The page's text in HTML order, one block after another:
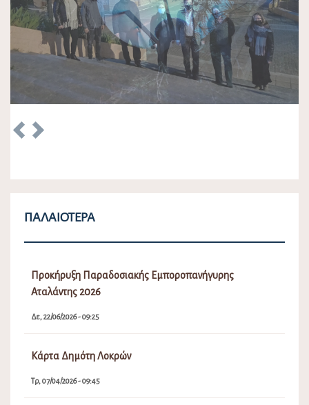
Previous
ΠΑΛΑΙΌΤΕΡΑ
Προκήρυξη Παραδοσιακής Εμποροπανήγυρης
Αταλάντης 2026
Δε, 22/06/2026 - 09:25
Κάρτα Δημότη Λοκρών
Τρ, 07/04/2026 - 09:45